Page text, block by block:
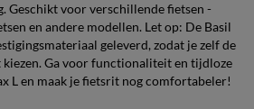
Geschikt voor verschillende fietsen -
en andere modellen. Let op: De Basil
geleverd, zodat je zelf de
Ga voor functionaliteit en tijdloze
L en maak je fietsrit nog comfortabeler!